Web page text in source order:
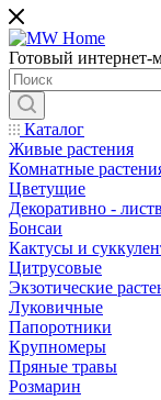
Готовый интернет-
Каталог
Живые растения
Комнатные
Цветущие
Декоративно -
Бонсаи
Кактусы и
Цитрусовые
Экзотические
Луковичные
Папоротники
Крупномеры
Пряные травы
Розмарин